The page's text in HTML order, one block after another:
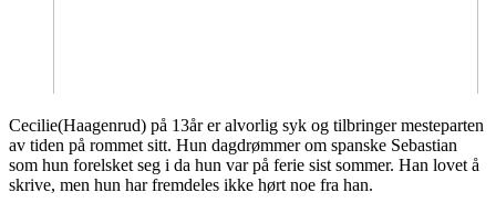
Cecilie(Haagenrud) på 13år er alvorlig syk og tilbringer mesteparten
av tiden på rommet sitt. Hun dagdrømmer om spanske Sebastian
som hun forelsket seg i da hun var på ferie sist sommer. Han lovet å
skrive, men hun har fremdeles ikke hørt noe fra han.